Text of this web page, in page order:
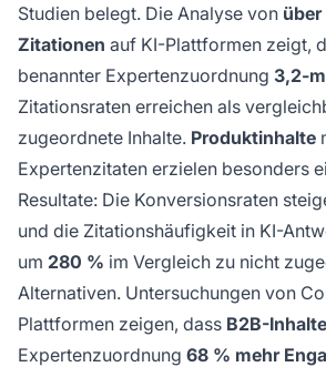
Studien belegt. Die Analyse von
Zitationen auf KI-Plattformen zeigt,
benannter Expertenzuordnung 3,2-
Zitationsraten erreichen als
zugeordnete Inhalte. Produktinhalte
Expertenzitaten erzielen besonders
Resultate: Die Konversionsraten
und die Zitationshäufigkeit in KI-
um 280 % im Vergleich zu nicht
Alternativen. Untersuchungen von
Plattformen zeigen, dass B2B-Inhalte
Expertenzuordnung 68 % mehr